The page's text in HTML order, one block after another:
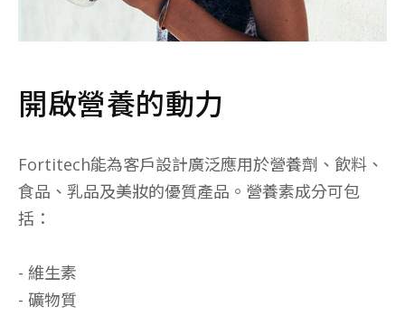
開啟營養的動力
Fortitech能為客戶設計廣泛應用於營養劑、飲料、
食品、乳品及美妝的優質產品。營養素成分可包
括：
- 維生素
- 礦物質